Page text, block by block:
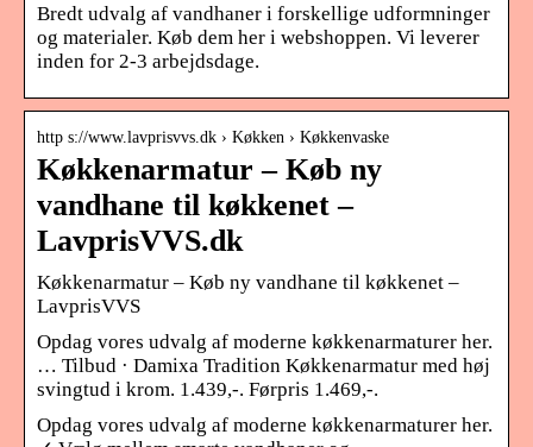
Bredt udvalg af vandhaner i forskellige udformninger
og materialer. Køb dem her i webshoppen. Vi leverer
inden for 2-3 arbejdsdage.
http s://www.lavprisvvs.dk › Køkken › Køkkenvaske
Køkkenarmatur – Køb ny
vandhane til køkkenet –
LavprisVVS.dk
Køkkenarmatur – Køb ny vandhane til køkkenet –
LavprisVVS
Opdag vores udvalg af moderne køkkenarmaturer her.
… Tilbud · Damixa Tradition Køkkenarmatur med høj
svingtud i krom. 1.439,-. Førpris 1.469,-.
Opdag vores udvalg af moderne køkkenarmaturer her.